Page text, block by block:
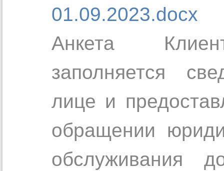
01.09.2023.docx
Анкета
заполняется
лице и
обращении
обслуживания